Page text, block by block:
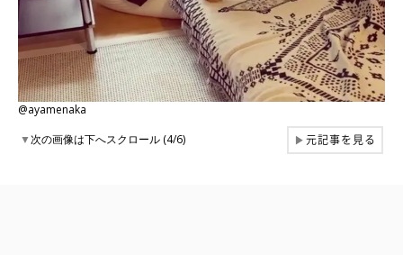
@ayamenaka
▼次の画像は下へスクロール (4/6) ▶元記事を見る